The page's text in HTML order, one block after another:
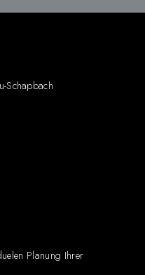
Schapbach
Planung Ihrer